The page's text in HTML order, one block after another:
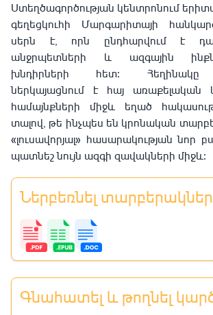
Ստեղծագործության կենտրոնում
գեղեցկուհի Մարգարիտայի
սերն է, որն ընդհարվում է
անջրպետների և ազգային
խնդիրների հետ։ Հեղինակը
ներկայացնում է հայ առաքելական
համայնքների միջև եղած
տալով, թե ինչպես են կրոնական
«լուսավորյալ» հասարակության նոր
պատնեշ նույն ազգի զավակների միջև։
Ներբեռնել
Գնահատել և թողնել